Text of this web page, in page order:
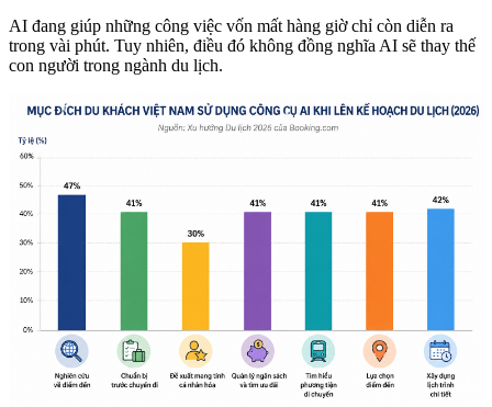
AI đang giúp những công việc vốn mất hàng giờ chỉ còn diễn ra
trong vài phút. Tuy nhiên, điều đó không đồng nghĩa AI sẽ thay thế
con người trong ngành du lịch.